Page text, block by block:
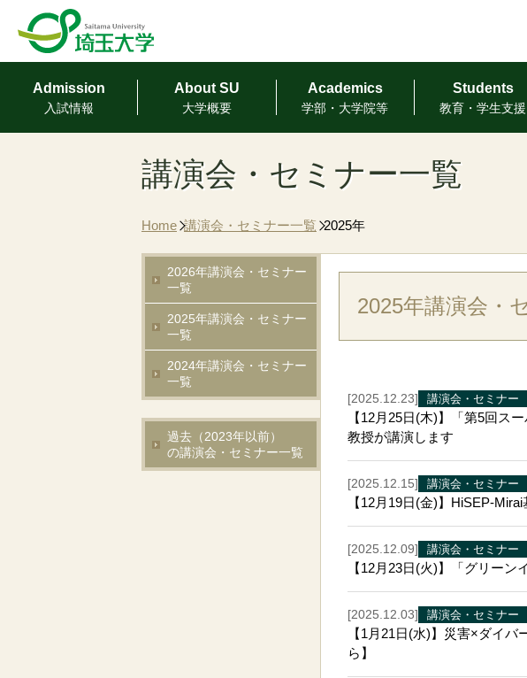
Admission
⼊試情報
About SU
⼤学概要
Academics
学部・⼤学院等
Students
教育・学⽣⽀援
講演会・セミナー一覧
Home 講演会・セミナー一覧 2025年
2026年講演会・セミナー
一覧
2025年講演会・セミナー
一覧
2024年講演会・セミナー
一覧
過去（2023年以前）
の講演会・セミナー一覧
2025年講演会・
[2025.12.23] 講演会・セミナー
【12月25日(木)】「第5回ス
教授が講演します
[2025.12.15] 講演会・セミナー
【12月19日(金)】HiSEP-
[2025.12.09] 講演会・セミナー
【12月23日(火)】「グリー
[2025.12.03] 講演会・セミナー
【1月21日(水)】災害×ダイ
ら】